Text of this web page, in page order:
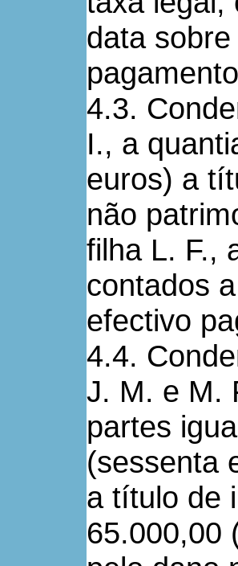
data
4.3.
I., a
euros) a
não
filha L. F.,
contados
efectivo
4.4.
J. M. e M.
partes
(sessenta
a título de
65.000,00